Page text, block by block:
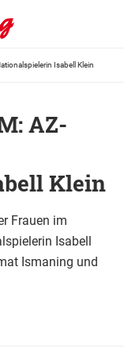
Isabell Klein
AZ-
Klein
Frauen im
Isabell
Ismaning und